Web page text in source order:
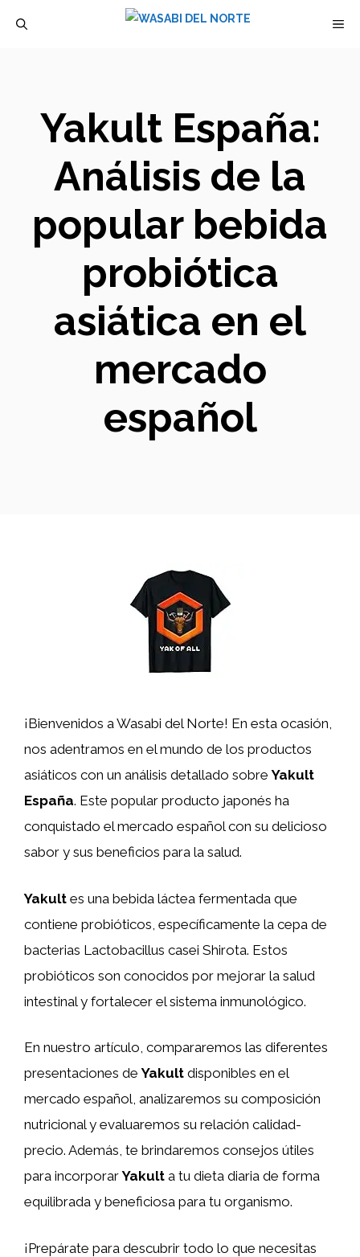
Yakult España:
Análisis de la
popular bebida
probiótica
asiática en el
mercado
español
¡Bienvenidos a Wasabi del Norte! En esta ocasión,
nos adentramos en el mundo de los productos
asiáticos con un análisis detallado sobreYakult
España. Este popular producto japonés ha
conquistado el mercado español con su delicioso
sabor y sus beneficios para la salud.
Yakult es una bebida láctea fermentada que
contiene probióticos, específicamente la cepa de
bacterias Lactobacillus casei Shirota. Estos
probióticos son conocidos por mejorar la salud
intestinal y fortalecer el sistema inmunológico.
En nuestro artículo, compararemos las diferentes
presentaciones deYakult disponibles en el
mercado español, analizaremos su composición
nutricional y evaluaremos su relación calidad-
precio. Además, te brindaremos consejos útiles
para incorporarYakult a tu dieta diaria de forma
equilibrada y beneficiosa para tu organismo.
¡Prepárate para descubrir todo lo que necesitas